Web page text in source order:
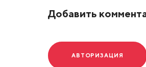
Добавить
АВТОРИЗАЦИЯ